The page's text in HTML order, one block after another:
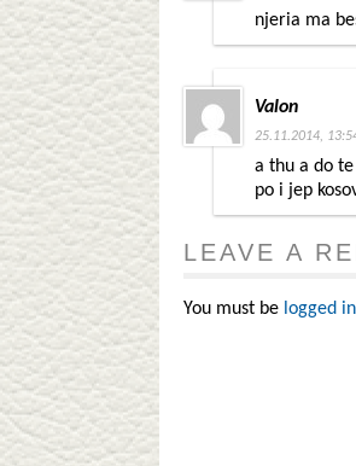
njeria ma
Valon
25.11.2014,
a thu a do
po i jep
LEAVE A
You must be logged in